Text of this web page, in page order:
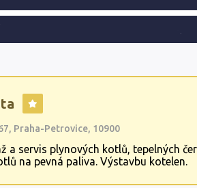
Praha-Petrovice, 10900
a servis plynových kotlů, tepelných
na pevná paliva. Výstavbu kotelen.